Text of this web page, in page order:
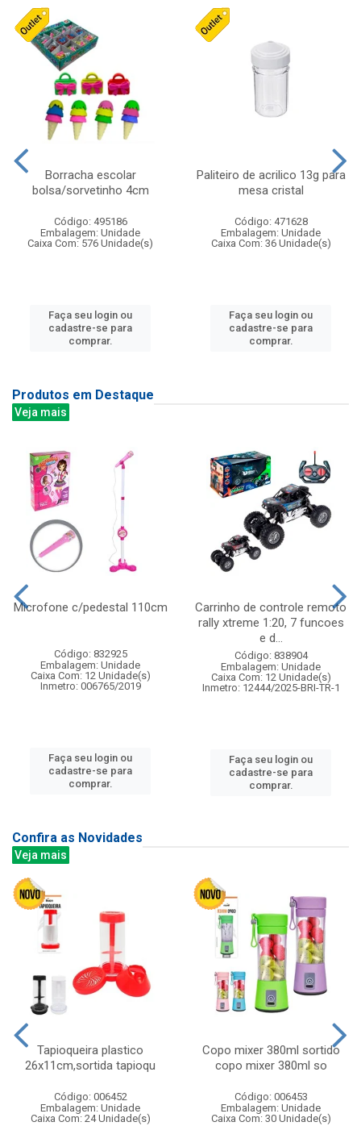
Borracha escolar
bolsa/sorvetinho 4cm
Código: 495186
Embalagem: Unidade
Caixa Com: 576 Unidade(s)
Faça seu login ou
cadastre-se para
comprar.
Paliteiro de acrilico 13g para
mesa cristal
Código: 471628
Embalagem: Unidade
Caixa Com: 36 Unidade(s)
Faça seu login ou
cadastre-se para
comprar.
Produtos em Destaque
Veja mais
Microfone c/pedestal 110cm
Código: 832925
Embalagem: Unidade
Caixa Com: 12 Unidade(s)
Inmetro: 006765/2019
Faça seu login ou
cadastre-se para
comprar.
Carrinho de controle remoto
rally xtreme 1:20, 7 funcoes
e d...
Código: 838904
Embalagem: Unidade
Caixa Com: 12 Unidade(s)
Inmetro: 12444/2025-BRI-TR-1
Faça seu login ou
cadastre-se para
comprar.
Confira as Novidades
Veja mais
Tapioqueira plastico
26x11cm,sortida tapioqu
Código: 006452
Embalagem: Unidade
Caixa Com: 24 Unidade(s)
Copo mixer 380ml sortido
copo mixer 380ml so
Código: 006453
Embalagem: Unidade
Caixa Com: 30 Unidade(s)